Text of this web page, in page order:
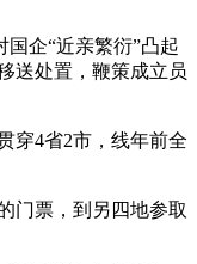
企“近亲繁衍”凸起
送处置，鞭策成立员
穿4省2市，线年前全
门票，到另四地参取